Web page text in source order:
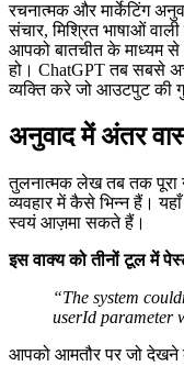
रचनात्मक और मार्केटिंग
संचार, मिश्रित भाषाओं
आपको बातचीत के माध्यम
हो। ChatGPT तब सबसे
व्यक्ति करे जो आउटपुट की
अनुवाद में अंतर
तुलनात्मक लेख तब तक पूरा
व्यवहार में कैसे भिन्न हैं।
स्वयं आज़मा सकते हैं।
इस वाक्य को तीनों टूल में
“The system
userId parameter
आपको आमतौर पर जो देखने